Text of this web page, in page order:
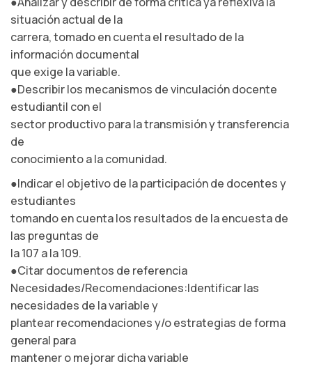
situación actual de la
carrera, tomado en cuenta el resultado de la
información documental
que exige la variable.
●Describir los mecanismos de vinculación docente
estudiantil con el
sector productivo para la transmisión y transferencia
de
conocimiento a la comunidad.
●Indicar el objetivo de la participación de docentes y
estudiantes
tomando en cuenta los resultados de la encuesta de
las preguntas de
la 107 a la 109.
●Citar documentos de referencia
Necesidades/Recomendaciones:Identificar las
necesidades de la variable y
plantear recomendaciones y/o estrategias de forma
general para
mantener o mejorar dicha variable